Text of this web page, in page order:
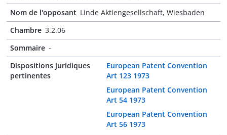
Nom de l'opposant Linde Aktiengesellschaft, Wiesbaden
Chambre 3.2.06
Sommaire -
Dispositions juridiques
pertinentes
European Patent Convention
Art 123 1973
European Patent Convention
Art 54 1973
European Patent Convention
Art 56 1973